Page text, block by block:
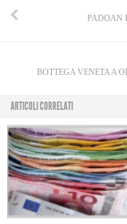
PADOAN
BOTTEGA VENETA A
ARTICOLI CORRELATI